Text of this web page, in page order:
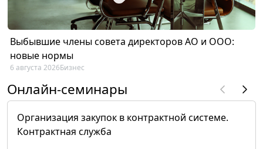
Выбывшие члены совета директоров АО и ООО:
новые нормы
6 августа 2026Бизнес
Онлайн-семинары
Организация закупок в контрактной системе.
Контрактная служба